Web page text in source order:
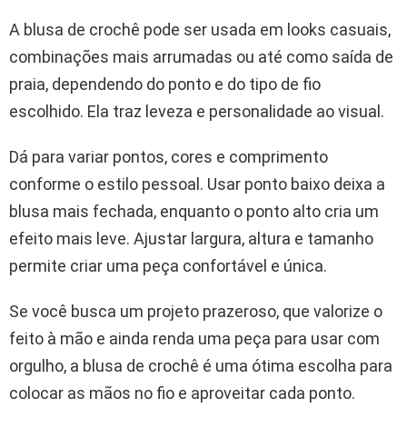
A blusa de crochê pode ser usada em looks casuais,
combinações mais arrumadas ou até como saída de
praia, dependendo do ponto e do tipo de fio
escolhido. Ela traz leveza e personalidade ao visual.
Dá para variar pontos, cores e comprimento
conforme o estilo pessoal. Usar ponto baixo deixa a
blusa mais fechada, enquanto o ponto alto cria um
efeito mais leve. Ajustar largura, altura e tamanho
permite criar uma peça confortável e única.
Se você busca um projeto prazeroso, que valorize o
feito à mão e ainda renda uma peça para usar com
orgulho, a blusa de crochê é uma ótima escolha para
colocar as mãos no fio e aproveitar cada ponto.